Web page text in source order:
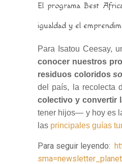
El programa Best
igualdad y el
Para Isatou Ceesay,
conocer nuestros
residuos coloridos
del país, la recolecta
colectivo y convertir
tener hijos― y hoy es
las principales guías
Para seguir leyendo: